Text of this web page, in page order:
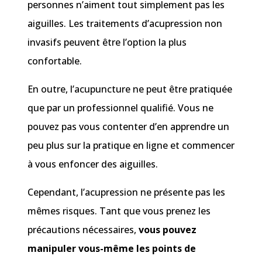
personnes n’aiment tout simplement pas les
aiguilles. Les traitements d’acupression non
invasifs peuvent être l’option la plus
confortable.
En outre, l’acupuncture ne peut être pratiquée
que par un professionnel qualifié. Vous ne
pouvez pas vous contenter d’en apprendre un
peu plus sur la pratique en ligne et commencer
à vous enfoncer des aiguilles.
Cependant, l’acupression ne présente pas les
mêmes risques. Tant que vous prenez les
précautions nécessaires, vous pouvez
manipuler vous-même les points de